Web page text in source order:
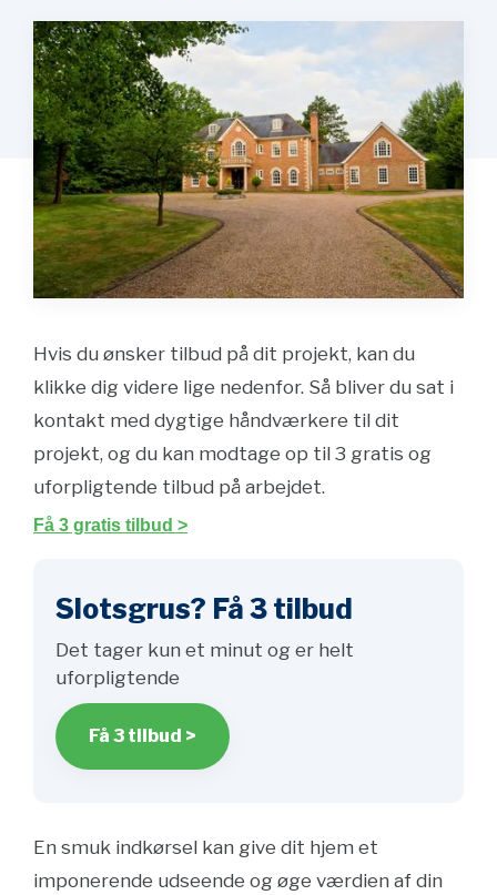
Hvis du ønsker tilbud på dit projekt, kan du
klikke dig videre lige nedenfor. Så bliver du sat i
kontakt med dygtige håndværkere til dit
projekt, og du kan modtage op til 3 gratis og
uforpligtende tilbud på arbejdet.
Få 3 gratis tilbud >
Slotsgrus? Få 3 tilbud
Det tager kun et minut og er helt
uforpligtende
Få 3 tilbud >
En smuk indkørsel kan give dit hjem et
imponerende udseende og øge værdien af din